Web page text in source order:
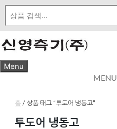
Skip
content
Menu
MENU
홈 / 상품 태그 “투도어 냉동고”
투도어 냉동고